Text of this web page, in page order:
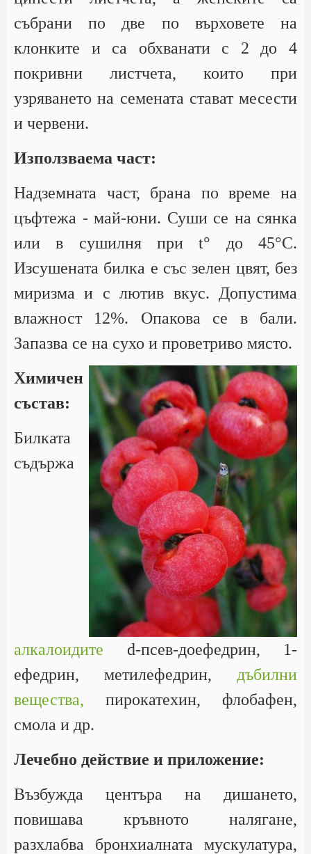
събрани по две по върховете на
клонките и са обхванати с 2 до 4
покривни листчета, които при
узряването на семената стават месести
и червени.
Използваема част:
Надземната част, брана по време на
цъфтежа - май-юни. Суши се на сянка
или в сушилня при t° до 45°С.
Изсушената билка е със зелен цвят, без
миризма и с лютив вкус. Допустима
влажност 12%. Опакова се в бали.
Запазва се на сухо и проветриво място.
Химичен
състав:
Билката
съдържа
алкалоидите d-псев-доефедрин, 1-
ефедрин, метилефедрин, дъбилни
вещества, пирокатехин, флобафен,
смола и др.
Лечебно действие и приложение:
Възбужда центъра на дишането,
повишава кръвното налягане,
разхлабва бронхиалната мускулатура,